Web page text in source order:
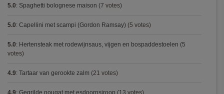
5.0: Spaghetti bolognese maison (7 votes)
5.0: Capellini met scampi (Gordon Ramsay) (5 votes)
5.0: Hertensteak met rodewijnsaus, vijgen en bospaddestoelen (5
votes)
4.9: Tartaar van gerookte zalm (21 votes)
4.9: Gegrilde nougat met esdoornsiroop (13 votes)